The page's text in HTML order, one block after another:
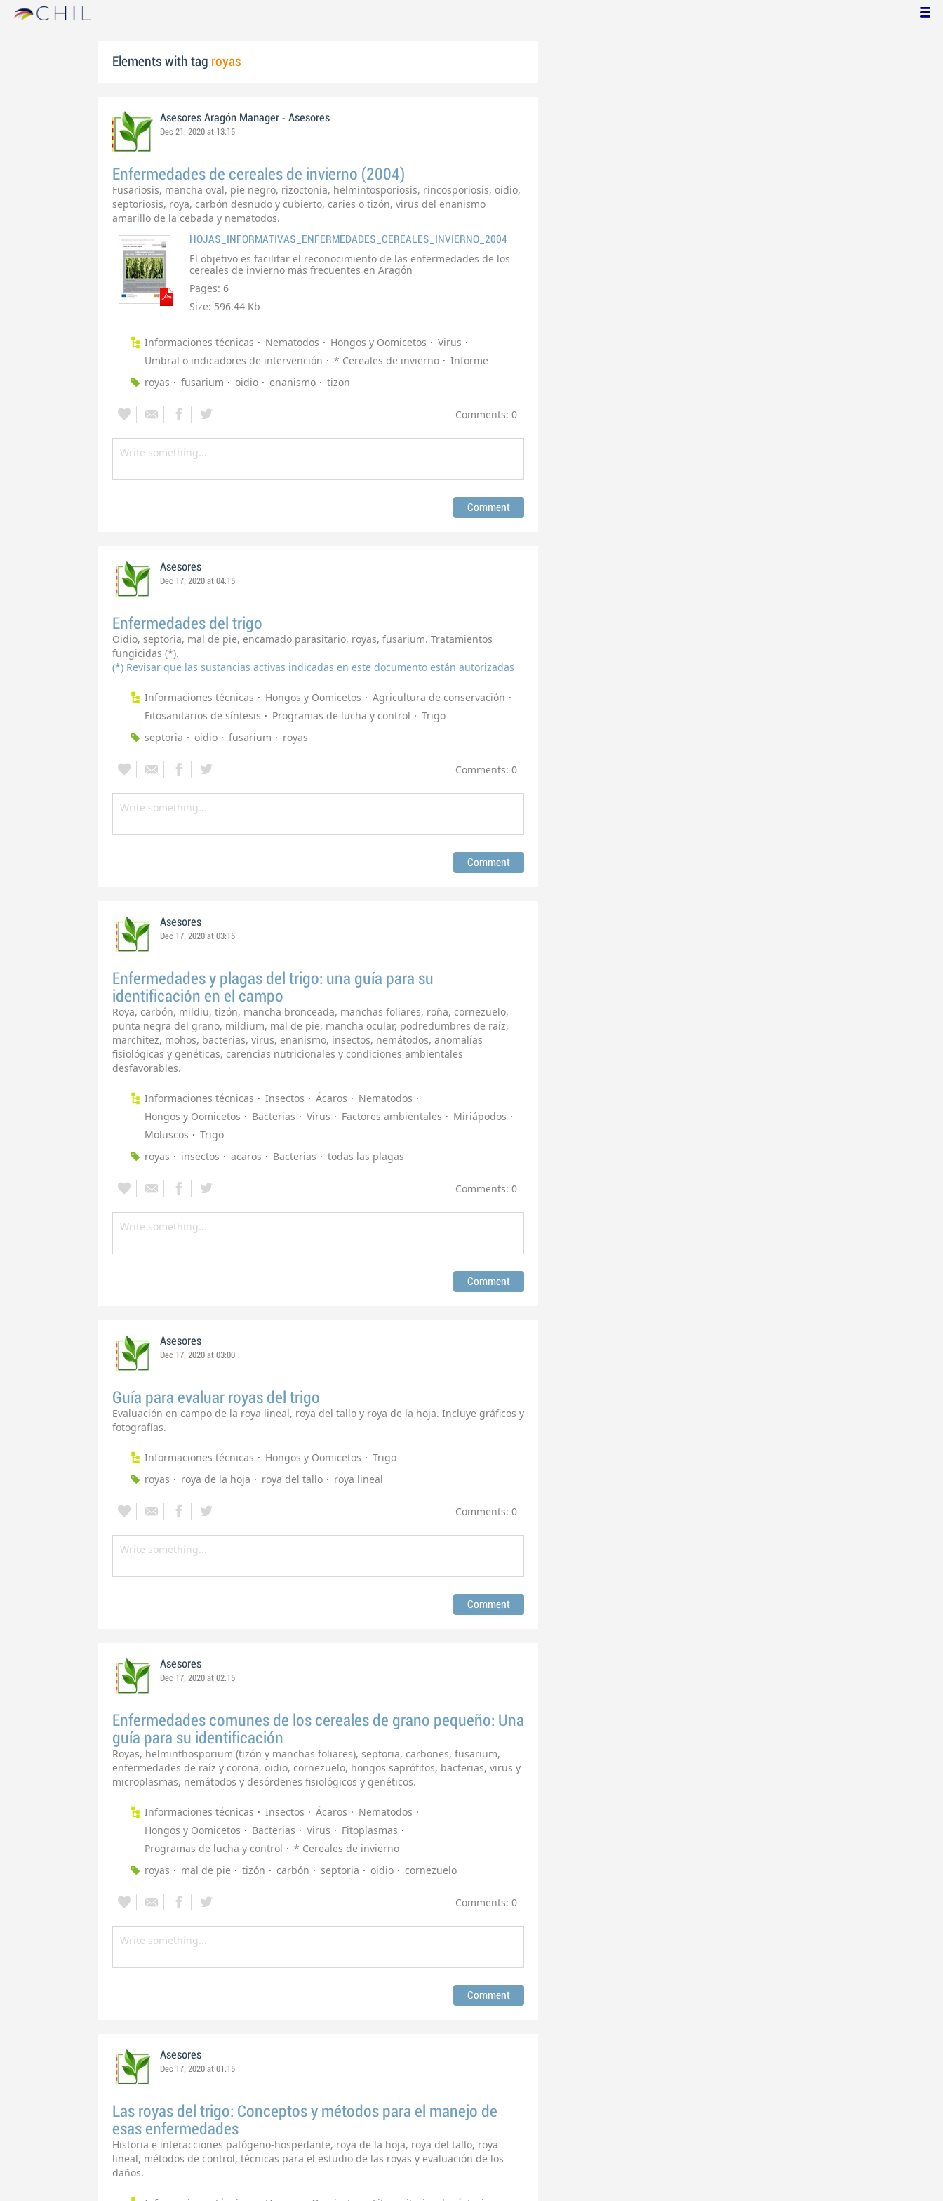
Elements with tag royas
Asesores Aragón Manager - Asesores
Dec 21, 2020 at 13:15
Enfermedades de cereales de invierno (2004)
Fusariosis, mancha oval, pie negro, rizoctonia, helmintosporiosis, rincosporiosis, oidio,
septoriosis, roya, carbón desnudo y cubierto, caries o tizón, virus del enanismo
amarillo de la cebada y nematodos.
HOJAS_INFORMATIVAS_ENFERMEDADES_CEREALES_INVIERNO_2004
El objetivo es facilitar el reconocimiento de las enfermedades de los
cereales de invierno más frecuentes en Aragón
Pages: 6
Size: 596.44 Kb
Informaciones técnicas Nematodos Hongos y Oomicetos
Virus
Umbral o indicadores de intervención
* Cereales de invierno
Informe
royas
fusarium oidio enanismo tizon
Comments: 0
Asesores
Dec 17, 2020 at 04:15
Enfermedades del trigo
Oidio, septoria, mal de pie, encamado parasitario, royas, fusarium. Tratamientos
fungicidas (*).
(*) Revisar que las sustancias activas indicadas en este documento están autorizadas
Informaciones técnicas Hongos y Oomicetos
Agricultura de conservación
Fitosanitarios de síntesis
Programas de lucha y control
Trigo
septoria
oidio fusarium royas
Comments: 0
Asesores
Dec 17, 2020 at 03:15
Enfermedades y plagas del trigo: una guía para su
identificación en el campo
Roya, carbón, mildiu, tizón, mancha bronceada, manchas foliares, roña, cornezuelo,
punta negra del grano, mildium, mal de pie, mancha ocular, podredumbres de raíz,
marchitez, mohos, bacterias, virus, enanismo, insectos, nemátodos, anomalías
fisiológicas y genéticas, carencias nutricionales y condiciones ambientales
desfavorables.
Informaciones técnicas Insectos Ácaros
Nematodos
Hongos y Oomicetos
Bacterias Virus Factores ambientales
Miriápodos
Moluscos
Trigo
royas
insectos acaros Bacterias todas las plagas
Comments: 0
Asesores
Dec 17, 2020 at 03:00
Guía para evaluar royas del trigo
Evaluación en campo de la roya lineal, roya del tallo y roya de la hoja. Incluye gráficos y
fotografías.
Informaciones técnicas Hongos y Oomicetos
Trigo
royas
roya de la hoja roya del tallo roya lineal
Comments: 0
Asesores
Dec 17, 2020 at 02:15
Enfermedades comunes de los cereales de grano pequeño: Una
guía para su identificación
Royas, helminthosporium (tizón y manchas foliares), septoria, carbones, fusarium,
enfermedades de raíz y corona, oidio, cornezuelo, hongos saprófitos, bacterias, virus y
microplasmas, nemátodos y desórdenes fisiológicos y genéticos.
Informaciones técnicas Insectos Ácaros
Nematodos
Hongos y Oomicetos
Bacterias Virus
Fitoplasmas
Programas de lucha y control
* Cereales de invierno
royas
mal de pie tizón carbón septoria oidio cornezuelo
Comments: 0
Asesores
Dec 17, 2020 at 01:15
Las royas del trigo: Conceptos y métodos para el manejo de
esas enfermedades
Historia e interacciones patógeno-hospedante, roya de la hoja, roya del tallo, roya
lineal, métodos de control, técnicas para el estudio de las royas y evaluación de los
daños.